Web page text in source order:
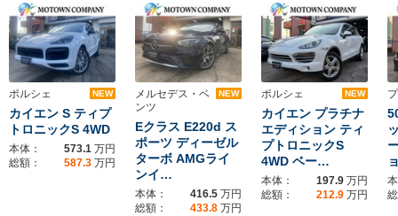
ポルシェ NEW
カイエン S ティプ
トロニックS 4WD
本体： 573.1 万円
総額：
587.3 万円
メルセデス・ベ
ンツ
NEW
Eクラス E220d ス
ポーツ ディーゼル
ターボ AMGライ
ンイ…
本体： 416.5 万円
総額：
433.8 万円
ポルシェ NEW
カイエン プラチナ
エディション ティ
プトロニックS
4WD ベー…
本体： 197.9 万円
総額：
212.9 万円